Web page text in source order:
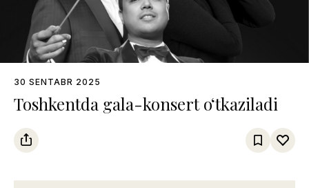
30 SENTABR 2025
Toshkentda gala-konsert o‘tkaziladi